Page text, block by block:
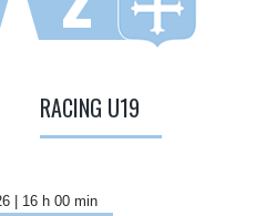
RACING U19
| 16 h 00 min